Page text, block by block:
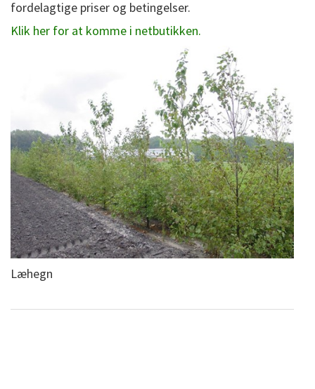
fordelagtige priser og betingelser.
Klik her for at komme i netbutikken.
Læhegn